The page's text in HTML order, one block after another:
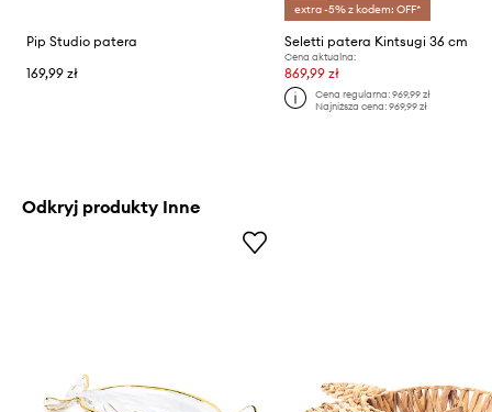
Pip Studio patera
169,99 zł
extra -5% z kodem: OFF*
Seletti patera Kintsugi 36 cm
Cena aktualna:
869,99 zł
Cena regularna: 969,99 zł
Najniższa cena: 969,99 zł
Odkryj produkty Inne